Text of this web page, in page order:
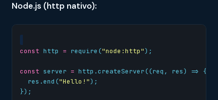
Node.js (http nativo):
const http = require ("node:http");
const server = http .createServer((req , res) =>
{
res .end ("Hello!");
});